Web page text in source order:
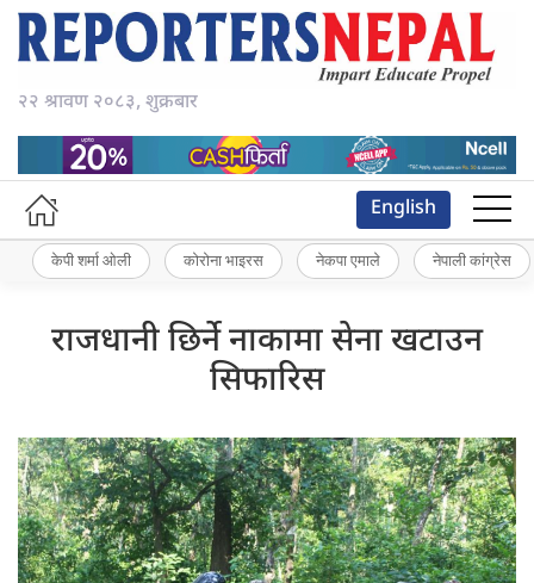
२२ श्रावण २०८३, शुक्रबार
English
केपी शर्मा ओली कोरोना भाइरस नेकपा एमाले नेपाली कांग्रेस
राजधानी छिर्ने नाकामा सेना खटाउन
सिफारिस